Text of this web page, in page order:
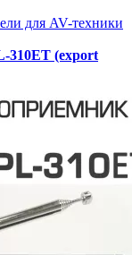
для AV-техники
310ET (export